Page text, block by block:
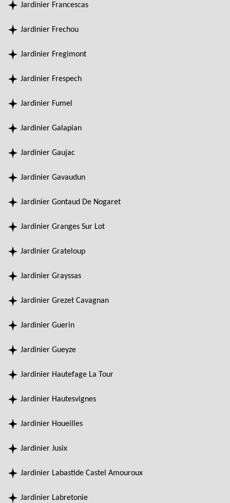
Jardinier Francescas
Jardinier Frechou
Jardinier Fregimont
Jardinier Frespech
Jardinier Fumel
Jardinier Galapian
Jardinier Gaujac
Jardinier Gavaudun
Jardinier Gontaud De Nogaret
Jardinier Granges Sur Lot
Jardinier Grateloup
Jardinier Grayssas
Jardinier Grezet Cavagnan
Jardinier Guerin
Jardinier Gueyze
Jardinier Hautefage La Tour
Jardinier Hautesvignes
Jardinier Houeilles
Jardinier Jusix
Jardinier Labastide Castel Amouroux
Jardinier Labretonie